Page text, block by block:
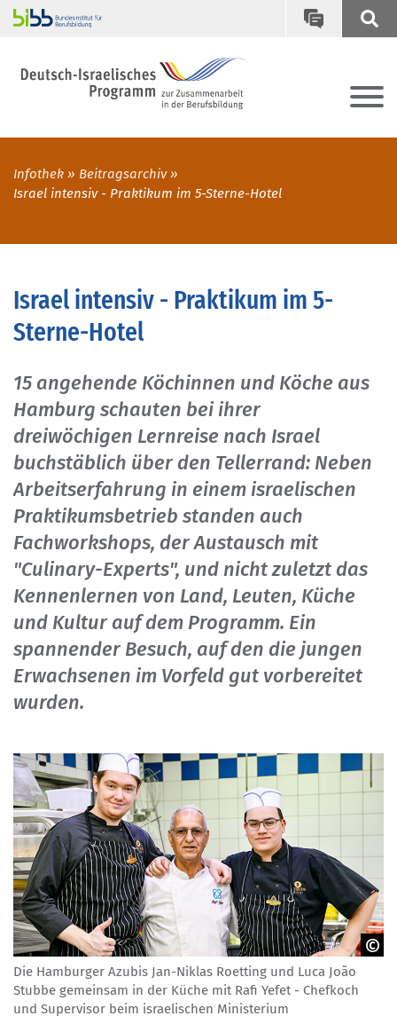
Infothek
Beitragsarchiv
Israel intensiv - Praktikum im 5-Sterne-Hotel
Israel intensiv - Praktikum im 5-
Sterne-Hotel
15 angehende Köchinnen und Köche aus
Hamburg schauten bei ihrer
dreiwöchigen Lernreise nach Israel
buchstäblich über den Tellerrand: Neben
Arbeitserfahrung in einem israelischen
Praktikumsbetrieb standen auch
Fachworkshops, der Austausch mit
"Culinary-Experts", und nicht zuletzt das
Kennenlernen von Land, Leuten, Küche
und Kultur auf dem Programm. Ein
spannender Besuch, auf den die jungen
Erwachsenen im Vorfeld gut vorbereitet
wurden.
GOVET
Die Hamburger Azubis Jan-Niklas Roetting und Luca João
Stubbe gemeinsam in der Küche mit Rafi Yefet - Chefkoch
und Supervisor beim israelischen Ministerium